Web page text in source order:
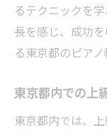
るテクニックを
長を感じ、成功
る東京都のピア
東京都内での上
東京都内では、